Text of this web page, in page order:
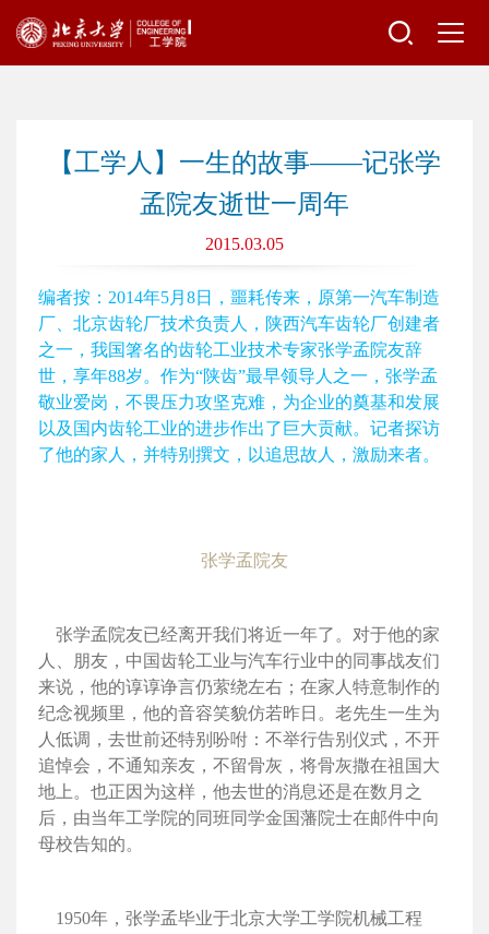
【工学人】一生的故事——记张学
孟院友逝世一周年
2015.03.05
编者按：2014年5月8日，噩耗传来，原第一汽车制造
厂、北京齿轮厂技术负责人，陕西汽车齿轮厂创建者
之一，我国箸名的齿轮工业技术专家张学孟院友辞
世，享年88岁。作为“陕齿”最早领导人之一，张学孟
敬业爱岗，不畏压力攻坚克难，为企业的奠基和发展
以及国内齿轮工业的进步作出了巨大贡献。记者探访
了他的家人，并特别撰文，以追思故人，激励来者。
张学孟院友
张学孟院友已经离开我们将近一年了。对于他的家
人、朋友，中国齿轮工业与汽车行业中的同事战友们
来说，他的谆谆诤言仍萦绕左右；在家人特意制作的
纪念视频里，他的音容笑貌仿若昨日。老先生一生为
人低调，去世前还特别吩咐：不举行告别仪式，不开
追悼会，不通知亲友，不留骨灰，将骨灰撒在祖国大
地上。也正因为这样，他去世的消息还是在数月之
后，由当年工学院的同班同学金国藩院士在邮件中向
母校告知的。
1950年，张学孟毕业于北京大学工学院机械工程